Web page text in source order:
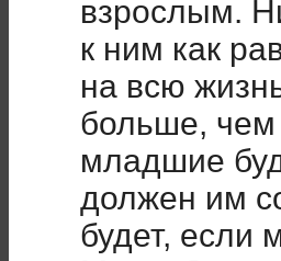
взрослым.
к ним как
на всю
больше, чем
младшие
должен им
будет, если